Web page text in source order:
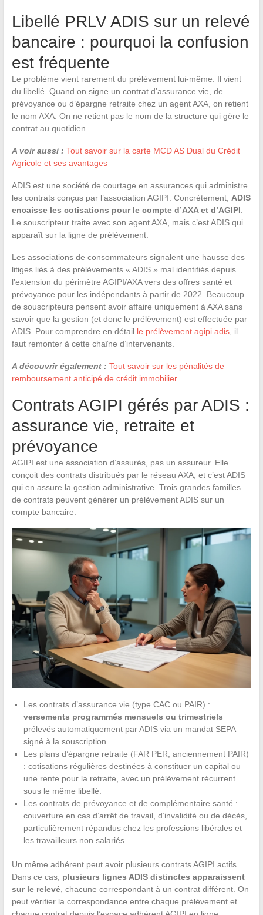
Libellé PRLV ADIS sur un relevé
bancaire : pourquoi la confusion
est fréquente
Le problème vient rarement du prélèvement lui-même. Il vient
du libellé. Quand on signe un contrat d’assurance vie, de
prévoyance ou d’épargne retraite chez un agent AXA, on retient
le nom AXA. On ne retient pas le nom de la structure qui gère le
contrat au quotidien.
A voir aussi : Tout savoir sur la carte MCD AS Dual du Crédit
Agricole et ses avantages
ADIS est une société de courtage en assurances qui administre
les contrats conçus par l’association AGIPI. Concrètement, ADIS
encaisse les cotisations pour le compte d’AXA et d’AGIPI
Le souscripteur traite avec son agent AXA, mais c’est ADIS qui
apparaît sur la ligne de prélèvement.
Les associations de consommateurs signalent une hausse des
litiges liés à des prélèvements « ADIS » mal identifiés depuis
l’extension du périmètre AGIPI/AXA vers des offres santé et
prévoyance pour les indépendants à partir de 2022. Beaucoup
de souscripteurs pensent avoir affaire uniquement à AXA sans
savoir que la gestion (et donc le prélèvement) est effectuée par
ADIS. Pour comprendre en détail le prélèvement agipi adis, il
faut remonter à cette chaîne d’intervenants.
A découvrir également : Tout savoir sur les pénalités de
remboursement anticipé de crédit immobilier
Contrats AGIPI gérés par ADIS :
assurance vie, retraite et
prévoyance
AGIPI est une association d’assurés, pas un assureur. Elle
conçoit des contrats distribués par le réseau AXA, et c’est ADIS
qui en assure la gestion administrative. Trois grandes familles
de contrats peuvent générer un prélèvement ADIS sur un
compte bancaire.
Les contrats d’assurance vie (type CAC ou PAIR) :
versements programmés mensuels ou trimestriels
prélevés automatiquement par ADIS via un mandat SEPA
signé à la souscription.
Les plans d’épargne retraite (FAR PER, anciennement PAIR)
: cotisations régulières destinées à constituer un capital ou
une rente pour la retraite, avec un prélèvement récurrent
sous le même libellé.
Les contrats de prévoyance et de complémentaire santé :
couverture en cas d’arrêt de travail, d’invalidité ou de décès,
particulièrement répandus chez les professions libérales et
les travailleurs non salariés.
Un même adhérent peut avoir plusieurs contrats AGIPI actifs.
Dans ce cas, plusieurs lignes ADIS distinctes apparaissent
sur le relevé, chacune correspondant à un contrat différent. On
peut vérifier la correspondance entre chaque prélèvement et